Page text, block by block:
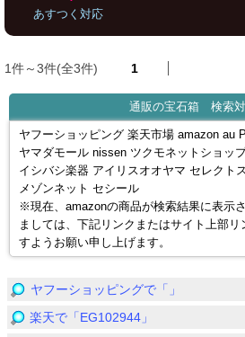
あすつく対応
1件～3件(全3件) 1
通販の宝石箱 検索
ヤフーショッピング 楽天市場 amazon au
ヤマダモール nissen ツクモネットショッ
イシバシ楽器 アイリスオオヤマ セレクト
メゾンネット セシール
※現在、amazonの商品が検索結果に表示
ましては、下記リンクまたはサイト上部リ
すようお願い申し上げます。
ヤフーショッピングで「」
楽天で「EG102944」